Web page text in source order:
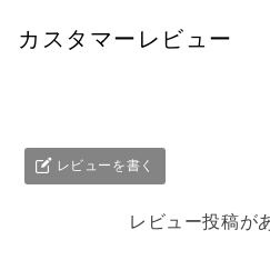
カスタマーレビュー
レビューを書く
レビュー投稿が